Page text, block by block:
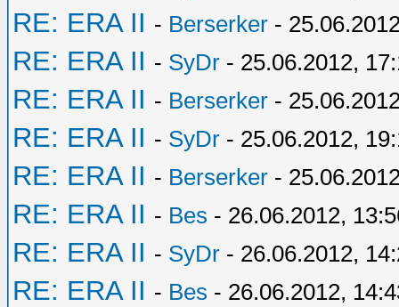
RE: ERA II - Berserker -
RE: ERA II - SyDr - 25.06.2012,
RE: ERA II - Berserker -
RE: ERA II - SyDr - 25.06.2012,
RE: ERA II - Berserker -
RE: ERA II - Bes - 26.06.2012,
RE: ERA II - SyDr - 26.06.2012,
RE: ERA II - Bes - 26.06.2012,